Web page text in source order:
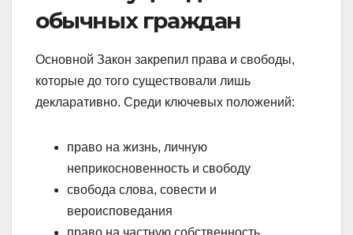
обычных граждан
Основной Закон закрепил права и свободы,
которые до того существовали лишь
декларативно. Среди ключевых положений:
право на жизнь, личную
неприкосновенность и свободу
свобода слова, совести и
вероисповедания
право на частную собственность